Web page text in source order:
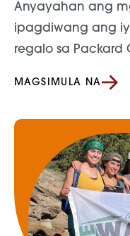
Anyayahan ang
ipagdiwang ang
regalo sa Packard
MAGSIMULA NA